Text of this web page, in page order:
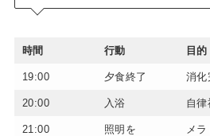
時間 行動 目的
19:00 夕食終了 消化
20:00 入浴 自律
21:00
照明を
メ